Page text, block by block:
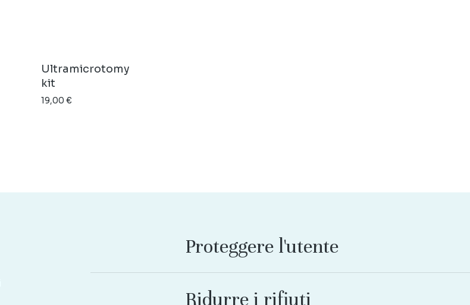
Ultramicrotomy
kit
19,00€
Proteggere l'utente
Ridurre i rifiuti